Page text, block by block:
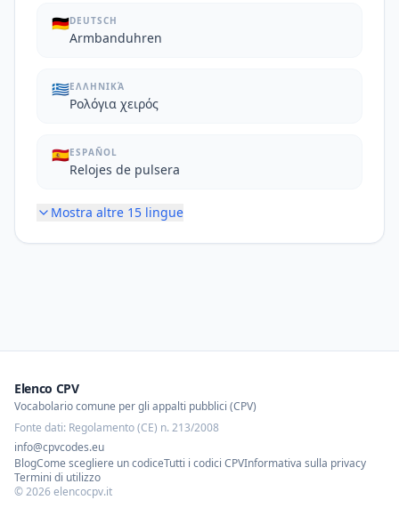
🇩🇪DEUTSCH
Armbanduhren
🇬🇷ΕΛΛΗΝΙΚΆ
Ρολόγια χειρός
🇪🇸ESPAÑOL
Relojes de pulsera
Mostra altre 15 lingue
Elenco CPV
Vocabolario comune per gli appalti pubblici (CPV)
Fonte dati: Regolamento (CE) n. 213/2008
info@cpvcodes.eu
BlogCome scegliere un codiceTutti i codici CPVInformativa sulla privacy
Termini di utilizzo
©2026elencocpv.it